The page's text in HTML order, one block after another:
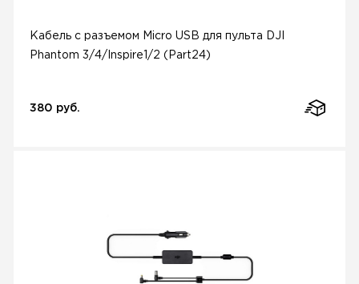
Кабель с разъемом Micro USB для пульта DJI
Phantom 3/4/Inspire1/2 (Part24)
380 руб.